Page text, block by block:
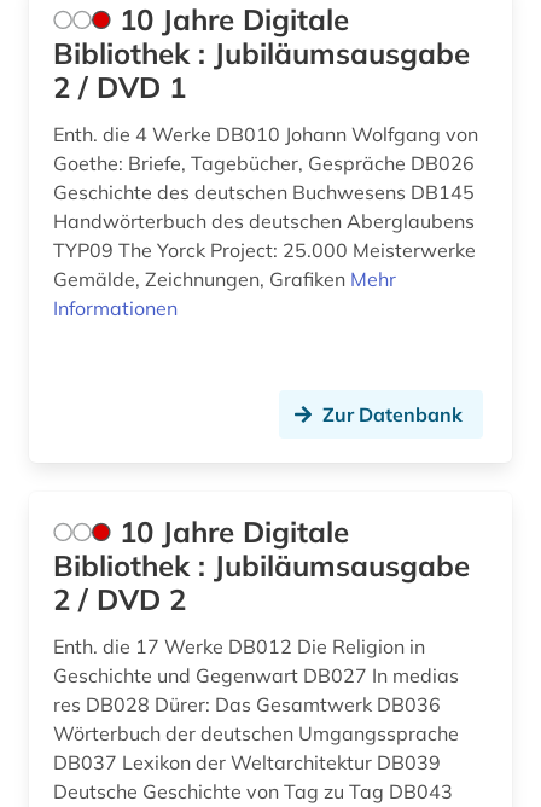
autograph (1)
autor (1)
außerkanoische traktate (1)
babylonischer talmud (1)
baden-württemberg (2)
bagdad (1)
basteln (1)
bayern (2)
behinderung (1)
benedikt (1)
benedikt &lt (1)
Palaestina (5)
Polen (2)
Rheinland-Pfalz (2)
Roemisches Reich (1)
Rumänien (2)
Schweden (1)
Schweiz (2)
Serbien (1)
Slowakei (1)
Slowenien (1)
Suedamerika (4)
10 Jahre Digitale
Bibliothek : Jubiläumsausgabe
2 / DVD 1
Enth. die 4 Werke DB010 Johann Wolfgang von
Goethe: Briefe, Tagebücher, Gespräche DB026
Geschichte des deutschen Buchwesens DB145
Handwörterbuch des deutschen Aberglaubens
TYP09 The Yorck Project: 25.000 Meisterwerke
Gemälde, Zeichnungen, Grafiken Mehr
Informationen
Zur Datenbank
10 Jahre Digitale
Bibliothek : Jubiläumsausgabe
2 / DVD 2
Enth. die 17 Werke DB012 Die Religion in
Geschichte und Gegenwart DB027 In medias
res DB028 Dürer: Das Gesamtwerk DB036
Wörterbuch der deutschen Umgangssprache
DB037 Lexikon der Weltarchitektur DB039
Deutsche Geschichte von Tag zu Tag DB043